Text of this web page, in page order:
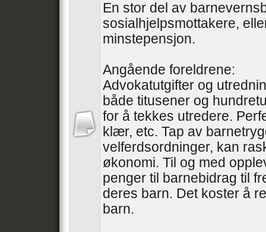
En stor del av
sosialhjelpsmottakere,
minstepensjon.
Angående foreldrene:
Advokatutgifter og
både titusener og
for å tekkes utredere.
klær, etc. Tap av
velferdsordninger, kan
økonomi. Til og med
penger til barnebidrag til
deres barn. Det koster å
barn.